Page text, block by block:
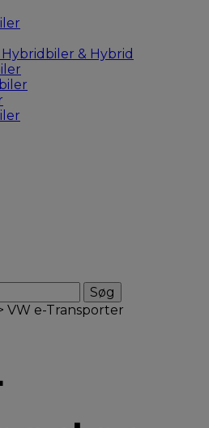
& Hybrid
VW e-Transporter